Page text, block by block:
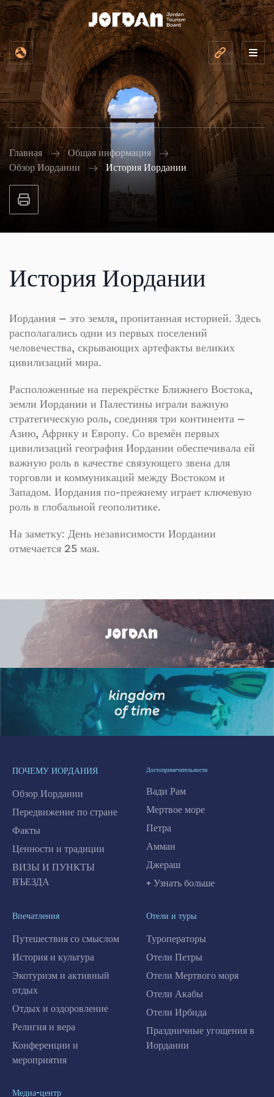
Главная
Общая информация
Обзор Иордании
История Иордании
История Иордании
Иордания — это земля, пропитанная историей. Здесь
располагались одни из первых поселений
человечества, скрывающих артефакты великих
цивилизаций мира.
Расположенные на перекрёстке Ближнего Востока,
земли Иордании и Палестины играли важную
стратегическую роль, соединяя три континента —
Азию, Африку и Европу. Со времён первых
цивилизаций география Иордании обеспечивала ей
важную роль в качестве связующего звена для
торговли и коммуникаций между Востоком и
Западом. Иордания по-прежнему играет ключевую
роль в глобальной геополитике.
На заметку: День независимости Иордании
отмечается 25 мая.
ПОЧЕМУ ИОРДАНИЯ
Обзор Иордании
Передвижение по стране
Факты
Ценности и традиции
ВИЗЫ И ПУНКТЫ
ВЪЕЗДА
Достопримечательности
Вади Рам
Мертвое море
Петра
Амман
Джераш
+ Узнать больше
Впечатления
Путешествия со смыслом
История и культура
Экотуризм и активный
отдых
Отдых и оздоровление
Религия и вера
Конференции и
мероприятия
Отели и туры
Туроператоры
Отели Петры
Отели Мертвого моря
Отели Акабы
Отели Ирбида
Праздничные угощения в
Иордании
Медиа-центр